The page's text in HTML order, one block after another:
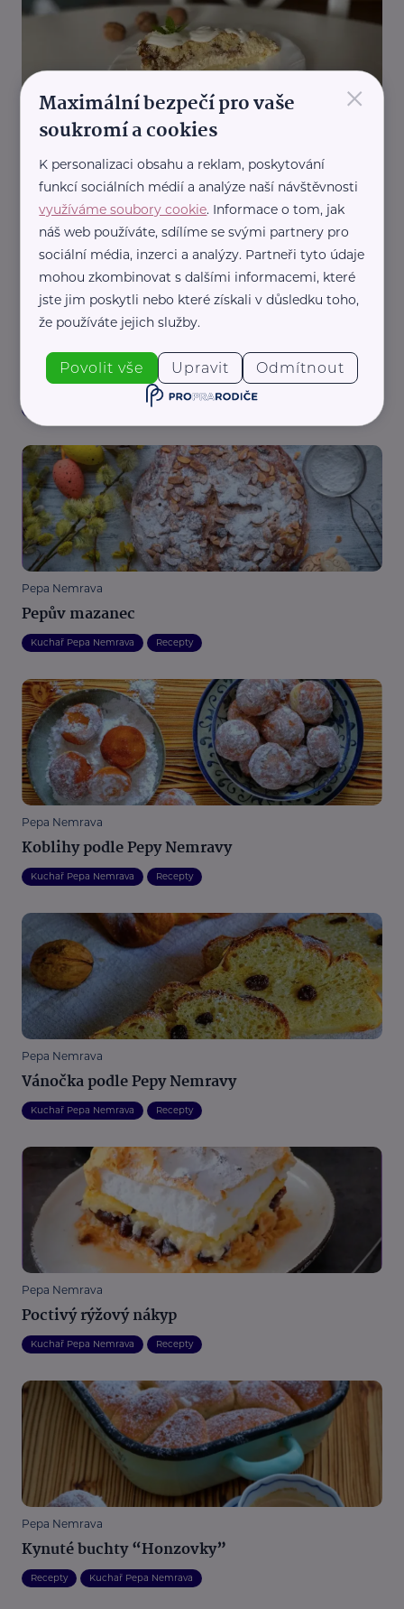
Pro prarodiče s.r.o.
Recepty
Pro prarodiče s.r.o.
Piškotová roláda s borůvkami
Pepa Nemrava
Pepův mazanec
Kuchař Pepa Nemrava Recepty
Pepa Nemrava
Koblihy podle Pepy Nemravy
Kuchař Pepa Nemrava Recepty
Pepa Nemrava
Vánočka podle Pepy Nemravy
Kuchař Pepa Nemrava Recepty
Pepa Nemrava
Poctivý rýžový nákyp
Kuchař Pepa Nemrava Recepty
Pepa Nemrava
Kynuté buchty “Honzovky”
Recepty Kuchař Pepa Nemrava
×
Maximální bezpečí pro vaše
soukromí a cookies
K personalizaci obsahu a reklam, poskytování
funkcí sociálních médií a analýze naší návštěvnosti
využíváme soubory cookie. Informace o tom, jak
náš web používáte, sdílíme se svými partnery pro
sociální média, inzerci a analýzy. Partneři tyto údaje
mohou zkombinovat s dalšími informacemi, které
jste jim poskytli nebo které získali v důsledku toho,
že používáte jejich služby.
Povolit vše Upravit Odmítnout